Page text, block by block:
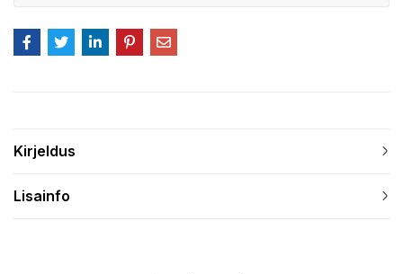
Kirjeldus
Lisainfo